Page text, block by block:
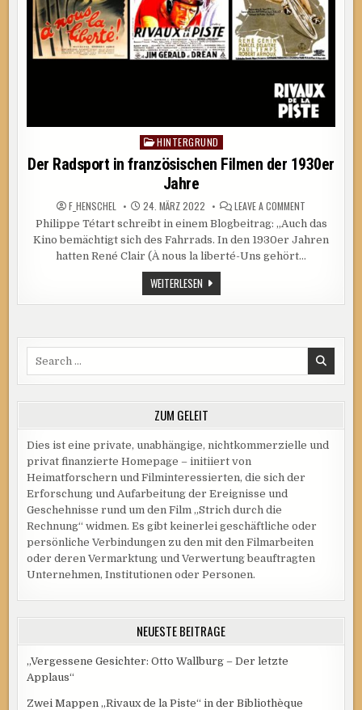
Posted
in
HINTERGRUND
Der Radsport in französischen Filmen der 1930er
Jahre
F_HENSCHEL 24. MÄRZ 2022 LEAVE A COMMENT
RADSPORT
IN
DER
Philippe Tétart schreibt in einem Blogbeitrag: „Auch das
Kino bemächtigt sich des Fahrrads. In den 1930er Jahren
hatten René Clair (À nous la liberté-Uns gehört…
WEITERLESENDER
RADSPORT
IN
DER
1930ER
ZUM GELEIT
Dies ist eine private, unabhängige, nichtkommerzielle und
privat finanzierte Homepage – initiiert von
Heimatforschern und Filminteressierten, die sich der
Erforschung und Aufarbeitung der Ereignisse und
Geschehnisse rund um den Film „Strich durch die
Rechnung“ widmen. Es gibt keinerlei geschäftliche oder
persönliche Verbindungen zu den mit den Filmarbeiten
oder deren Vermarktung und Verwertung beauftragten
Unternehmen, Institutionen oder Personen.
NEUESTE BEITRÄGE
„Vergessene Gesichter: Otto Wallburg – Der letzte
Applaus“
Zwei Mappen „Rivaux de la Piste“ in der Bibliothèque